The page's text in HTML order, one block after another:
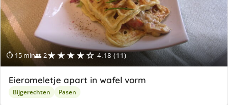
⏱ 15 min👥 2★★★★☆ 4.18 (11)
Eieromeletje apart in wafel vorm
Bijgerechten Pasen